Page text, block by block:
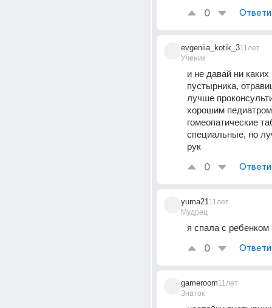
0
evgeniia_kotik_3
Ученик
11лет
и не давай ни каких
пустырника,
лучше
хорошим
гомеопатические
специальные, но
рук
0
yuma21
Мудрец
11лет
я спала с ребенком
0
gameroom
Знаток
11лет